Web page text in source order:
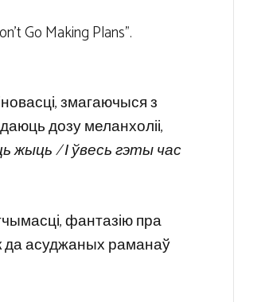
Go Making Plans”.
змагаючыся з
дозу меланхоліі,
жыць / І ўвесь гэты час
фантазію пра
да асуджаных раманаў